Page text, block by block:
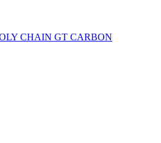
CHAIN GT CARBON